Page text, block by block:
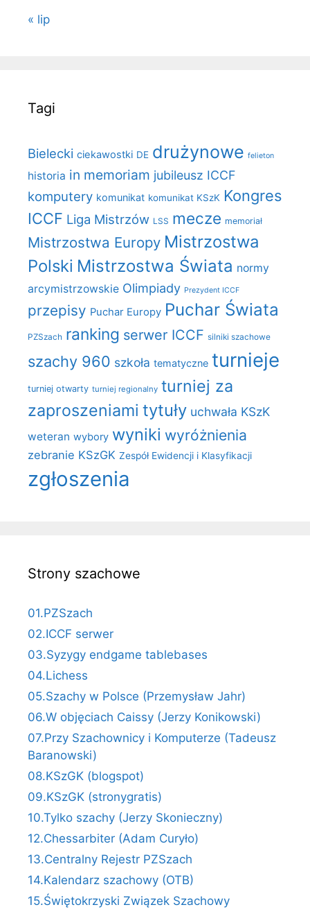
« lip
Tagi
Bielecki ciekawostki DE drużynowe felieton
historia in memoriam jubileusz ICCF
komputery komunikat komunikat KSzK Kongres
ICCF Liga Mistrzów LSS mecze memoriał
Mistrzostwa Europy Mistrzostwa
Polski Mistrzostwa Świata normy
arcymistrzowskie Olimpiady Prezydent ICCF
przepisy Puchar Europy Puchar Świata
PZSzach ranking serwer ICCF silniki szachowe
szachy 960 szkoła tematyczne turnieje
turniej otwarty turniej regionalny turniej za
zaproszeniami tytuły uchwała KSzK
weteran wybory wyniki wyróżnienia
zebranie KSzGK Zespół Ewidencji i Klasyfikacji
zgłoszenia
Strony szachowe
01.PZSzach
02.ICCF serwer
03.Syzygy endgame tablebases
04.Lichess
05.Szachy w Polsce (Przemysław Jahr)
06.W objęciach Caissy (Jerzy Konikowski)
07.Przy Szachownicy i Komputerze (Tadeusz
Baranowski)
08.KSzGK (blogspot)
09.KSzGK (stronygratis)
10.Tylko szachy (Jerzy Skonieczny)
12.Chessarbiter (Adam Curyło)
13.Centralny Rejestr PZSzach
14.Kalendarz szachowy (OTB)
15.Świętokrzyski Związek Szachowy